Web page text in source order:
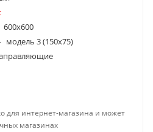
600x600
модель 3 (150х75)
для интернет-магазина и может
магазинах